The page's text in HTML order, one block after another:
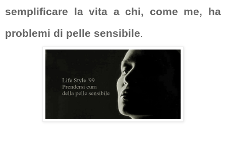
semplificare la vita a chi, come me, ha
problemi di pelle sensibile.